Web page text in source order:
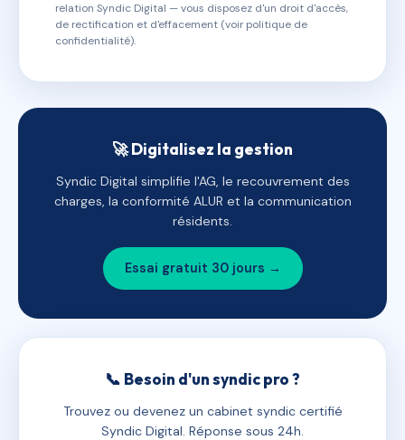
relation Syndic Digital — vous disposez d'un droit d'accès,
de rectification et d'effacement (voir politique de
confidentialité).
🚀 Digitalisez la gestion
Syndic Digital simplifie l'AG, le recouvrement des
charges, la conformité ALUR et la communication
résidents.
Essai gratuit 30 jours →
📞 Besoin d'un syndic pro ?
Trouvez ou devenez un cabinet syndic certifié
Syndic Digital. Réponse sous 24h.